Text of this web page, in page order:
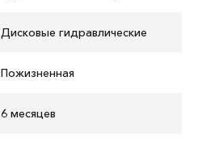
Дисковые гидравлические
Пожизненная
6 месяцев